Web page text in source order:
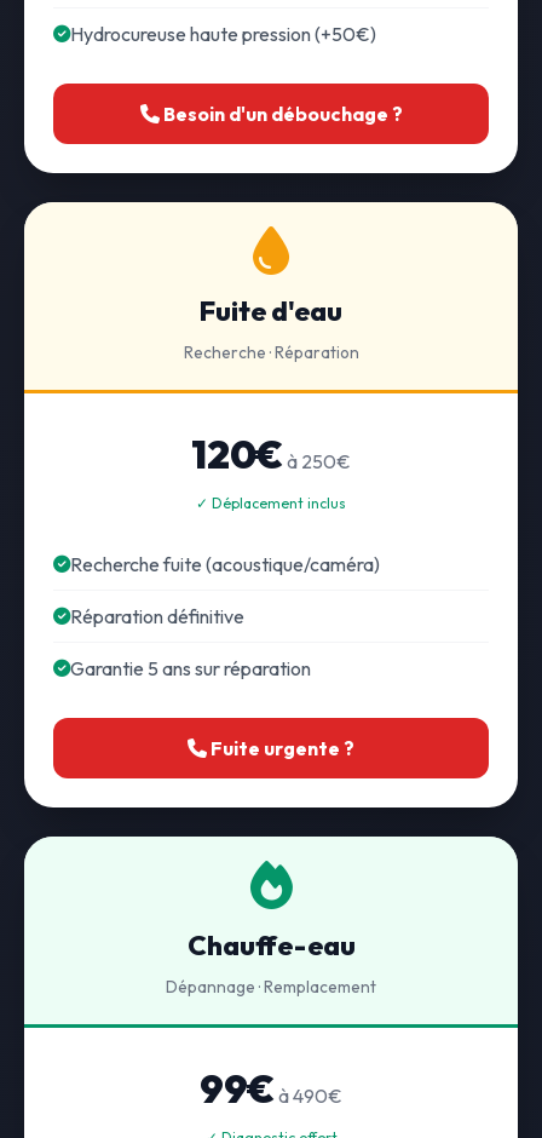
Hydrocureuse haute pression (+50€)
Besoin d'un débouchage ?
Fuite d'eau
Recherche · Réparation
120€ à 250€
✓ Déplacement inclus
Recherche fuite (acoustique/caméra)
Réparation définitive
Garantie 5 ans sur réparation
Fuite urgente ?
Chauffe-eau
Dépannage · Remplacement
99€ à 490€